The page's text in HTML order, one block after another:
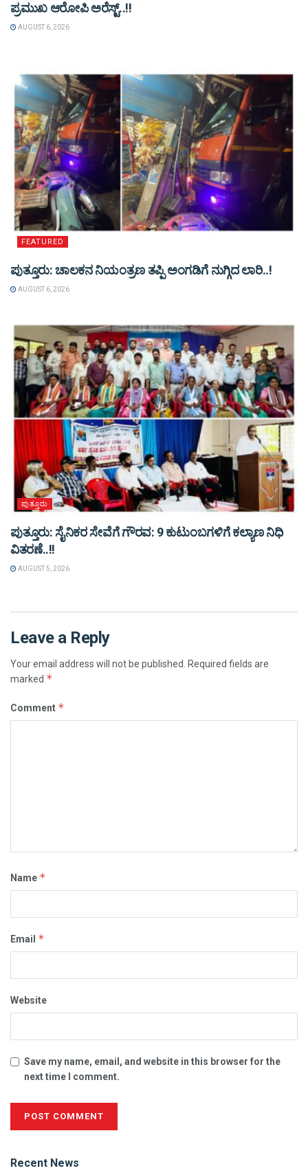
ಪ್ರಮುಖ ಆರೋಪಿ ಅರೆಸ್ಟ್‌..!!
AUGUST 6, 2026
FEATURED
ಪುತ್ತೂರು: ಚಾಲಕನ ನಿಯಂತ್ರಣ ತಪ್ಪಿ ಅಂಗಡಿಗೆ ನುಗ್ಗಿದ ಲಾರಿ..!
AUGUST 6, 2026
ಪುತ್ತೂರು
ಪುತ್ತೂರು: ಸೈನಿಕರ ಸೇವೆಗೆ ಗೌರವ: 9 ಕುಟುಂಬಗಳಿಗೆ ಕಲ್ಯಾಣ ನಿಧಿ
ವಿತರಣೆ..!!
AUGUST 5, 2026
Leave a Reply
Your email address will not be published. Required fields are
marked *
Comment *
Name *
Email *
Website
Save my name, email, and website in this browser for the
next time I comment.
Recent News